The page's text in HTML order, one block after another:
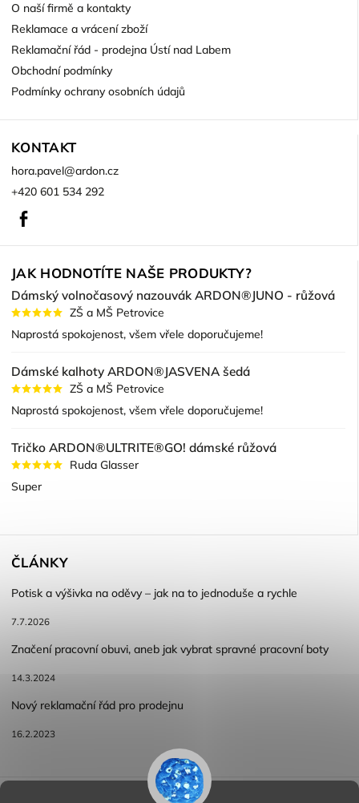
O naší firmě a kontakty
Reklamace a vrácení zboží
Reklamační řád - prodejna Ústí nad Labem
Obchodní podmínky
Podmínky ochrany osobních údajů
KONTAKT
hora.pavel@ardon.cz
+420 601 534 292
JAK HODNOTÍTE NAŠE PRODUKTY?
Dámský volnočasový nazouvák ARDON®JUNO - růžová
ZŠ a MŠ Petrovice
Naprostá spokojenost, všem vřele doporučujeme!
Dámské kalhoty ARDON®JASVENA šedá
ZŠ a MŠ Petrovice
Naprostá spokojenost, všem vřele doporučujeme!
Tričko ARDON®ULTRITE®GO! dámské růžová
Ruda Glasser
Super
ČLÁNKY
Potisk a výšivka na oděvy – jak na to jednoduše a rychle
7.7.2026
Značení pracovní obuvi, aneb jak vybrat spravné pracovní boty
14.3.2024
Nový reklamační řád pro prodejnu
16.2.2023
Reklamace a vracení zboží